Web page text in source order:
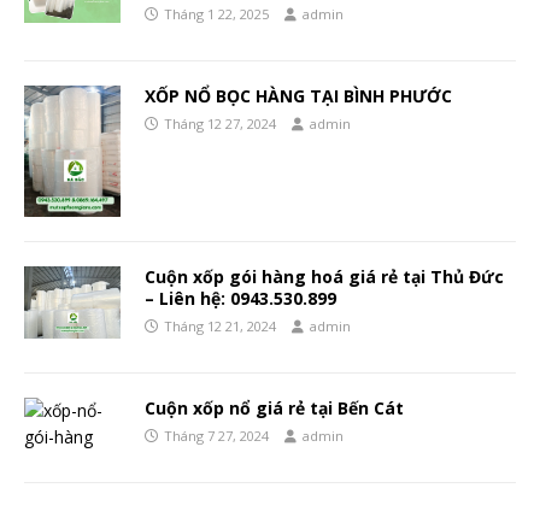
Tháng 1 22, 2025 admin
XỐP NỔ BỌC HÀNG TẠI BÌNH PHƯỚC
Tháng 12 27, 2024 admin
Cuộn xốp gói hàng hoá giá rẻ tại Thủ Đức
– Liên hệ: 0943.530.899
Tháng 12 21, 2024 admin
Cuộn xốp nổ giá rẻ tại Bến Cát
Tháng 7 27, 2024 admin